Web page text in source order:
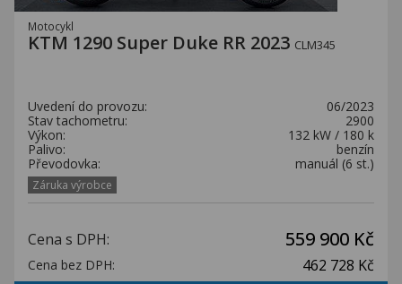
Motocykl
KTM 1290 Super Duke RR 2023 CLM345
Uvedení do provozu:
06/2023
Stav tachometru:
2900
Výkon:
132 kW / 180 k
Palivo:
benzín
Převodovka:
manuál (6 st.)
Záruka výrobce
Cena s DPH: 559 900 Kč
Cena bez DPH: 462 728 Kč